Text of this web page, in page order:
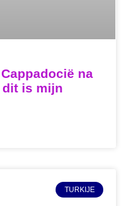
na
dit is mijn
TURKIJE